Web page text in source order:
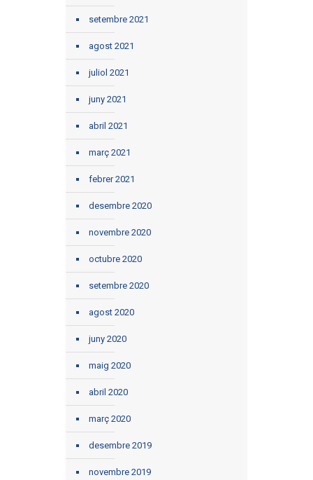
setembre 2021
agost 2021
juliol 2021
juny 2021
abril 2021
març 2021
febrer 2021
desembre 2020
novembre 2020
octubre 2020
setembre 2020
agost 2020
juny 2020
maig 2020
abril 2020
març 2020
desembre 2019
novembre 2019